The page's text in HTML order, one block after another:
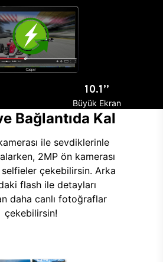
10.1’’
Büyük Ekran
Bağlantıda Kal
ile sevdiklerinle
2MP ön kamerası
çekebilirsin. Arka
flash ile detayları
daha canlı fotoğraflar
çekebilirsin!